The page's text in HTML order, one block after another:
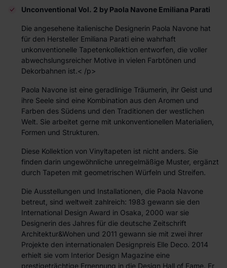
Unconventional Vol. 2 by Paola Navone Emiliana Parati
Die angesehene italienische Designerin Paola Navone hat
für den Hersteller Emiliana Parati eine wahrhaft
unkonventionelle Tapetenkollektion entworfen, die voller
abwechslungsreicher Motive in vielen Farbtönen und
Dekorbahnen ist.< /p>
Paola Navone ist eine geradlinige Träumerin, ihr Geist und
ihre Seele sind eine Kombination aus den Aromen und
Farben des Südens und den Traditionen der westlichen
Welt. Sie arbeitet gerne mit unkonventionellen Materialien,
Formen und Strukturen.
Diese Kollektion von Vinyltapeten ist nicht anders. Sie
finden darin ungewöhnliche unregelmäßige Muster, ergänzt
durch Tapeten mit geometrischen Würfeln und Streifen.
Die Ausstellungen und Installationen, die Paola Navone
betreut, sind weltweit zahlreich: 1983 gewann sie den
International Design Award in Osaka, 2000 war sie
Designerin des Jahres für die deutsche Zeitschrift
Architektur&Wohen und 2011 gewann sie mit zwei ihrer
Projekte den internationalen Designpreis Elle Deco. 2014
erhielt sie vom Interior Design Magazine eine
prestigeträchtige Ernennung in die Design Hall of Fame. Er